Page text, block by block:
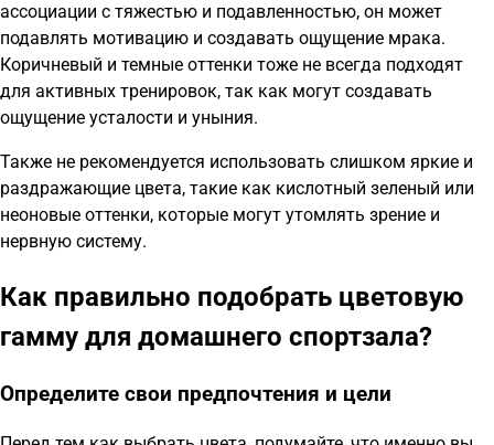
ассоциации с тяжестью и подавленностью, он может
подавлять мотивацию и создавать ощущение мрака.
Коричневый и темные оттенки тоже не всегда подходят
для активных тренировок, так как могут создавать
ощущение усталости и уныния.
Также не рекомендуется использовать слишком яркие и
раздражающие цвета, такие как кислотный зеленый или
неоновые оттенки, которые могут утомлять зрение и
нервную систему.
Как правильно подобрать цветовую
гамму для домашнего спортзала?
Определите свои предпочтения и цели